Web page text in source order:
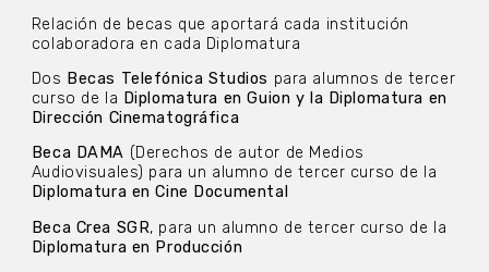
Relación de becas que aportará cada institución
colaboradora en cada Diplomatura
Dos Becas Telefónica Studios para alumnos de tercer
curso de la Diplomatura en Guion y la Diplomatura en
Dirección Cinematográfica
Beca DAMA (Derechos de autor de Medios
Audiovisuales) para un alumno de tercer curso de la
Diplomatura en Cine Documental
Beca Crea SGR, para un alumno de tercer curso de la
Diplomatura en Producción